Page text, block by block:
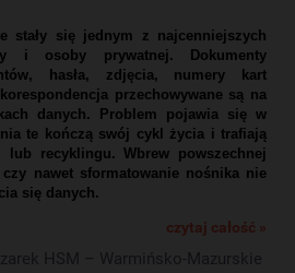
stały się jednym z najcenniejszych
i osoby prywatnej. Dokumenty
hasła, zdjęcia, numery kart
przechowywane są na
danych. Problem pojawia się w
te kończą swój cykl życia i trafiają
lub recyklingu. Wbrew powszechnej
nawet sformatowanie nośnika nie
się danych.
czytaj całość »
HSM – Warmińsko-Mazurskie